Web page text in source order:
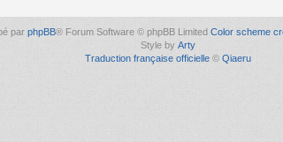
par phpBB® Forum Software © phpBB Limited Color scheme
Style by Arty
Traduction française officielle © Qiaeru